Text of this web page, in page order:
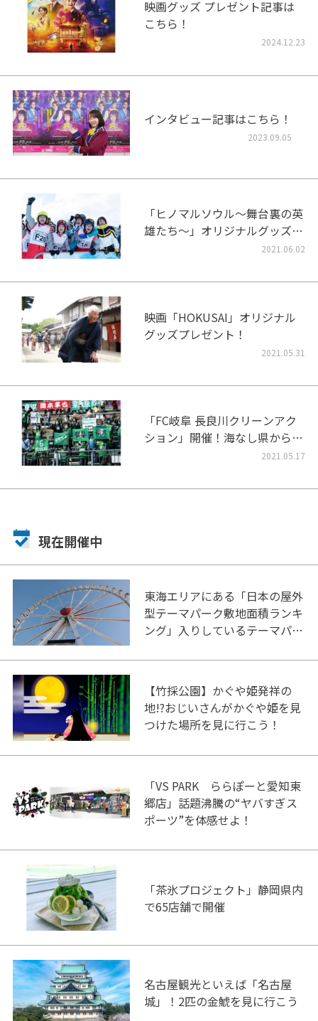
映画グッズ プレゼント記事は
こちら！
2024.12.23
インタビュー記事はこちら！
2023.09.05
「ヒノマルソウル～舞台裏の英
雄たち～」オリジナルグッズプ
2021.06.02
映画「HOKUSAI」オリジナル
グッズプレゼント！
2021.05.31
「FC岐阜 長良川クリーンアク
ション」開催！海なし県から海
2021.05.17
現在開催中
東海エリアにある「日本の屋外
型テーマパーク敷地面積ランキ
ング」入りしているテーマパー
【竹採公園】かぐや姫発祥の
地!?おじいさんがかぐや姫を見
つけた場所を見に行こう！
「VS PARK ららぽーと愛知東
郷店」話題沸騰の“ヤバすぎス
ポーツ”を体感せよ！
「茶氷プロジェクト」静岡県内
で65店舗で開催
名古屋観光といえば「名古屋
城」！2匹の金鯱を見に行こう